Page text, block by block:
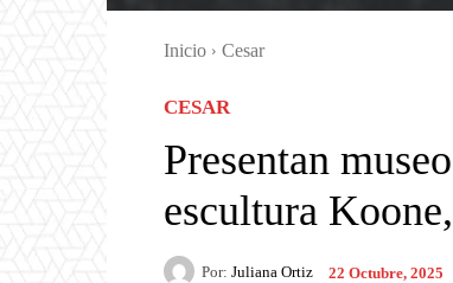
Inicio Cesar
CESAR
Presentan
escultura
Por: Juliana Ortiz 22 Octubre, 2025